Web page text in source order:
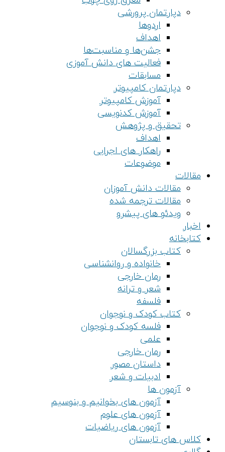
دپارتمان پرورشی
اردوها
اهداف
جشن‌ها و مناسبت‌ها
فعالیت های دانش آموزی
مسابقات
دپارتمان کامپیوتر
آموزش کامپیوتر
آموزش کدنویسی
تحقیق و پژوهش
اهداف
راهکار های اجرایی
موضوعات
مقالات
مقالات دانش آموزان
مقالات ترجمه شده
ویدئو های پیشرو
اخبار
کتابخانه
کتاب بزرگسالان
خانواده و روانشناسی
رمان خارجی
شعر و ترانه
فلسفه
کتاب کودک و نوجوان
فلسه کودک و نوجوان
علمی
رمان خارجی
داستان مصور
ادبیات و شعر
آزمون ها
آزمون های بخوانیم و بنوسیم
آزمون های علوم
آزمون های ریاضیات
کلاس های تابستان